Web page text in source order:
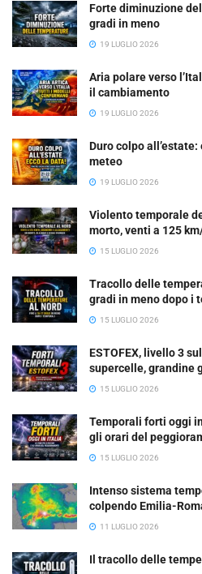
Forte diminuzione
gradi in meno
19 LUGLIO 2026
Aria polare verso
il cambiamento
19 LUGLIO 2026
Duro colpo
meteo
19 LUGLIO 2026
Violento temporale
morto, venti a 125
15 LUGLIO 2026
Tracollo delle
gradi in meno dopo i
15 LUGLIO 2026
ESTOFEX, livello 3
supercelle, grandine
15 LUGLIO 2026
Temporali forti oggi
gli orari del
15 LUGLIO 2026
Intenso sistema
colpendo Emilia-
11 LUGLIO 2026
Il tracollo delle